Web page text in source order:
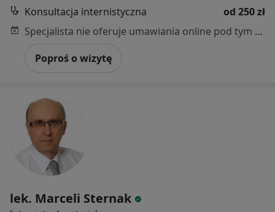
Konsultacja internistyczna
od 250 zł
Specjalista nie oferuje umawiania online pod tym adresem.
Poproś o wizytę
lek. Marceli Sternak